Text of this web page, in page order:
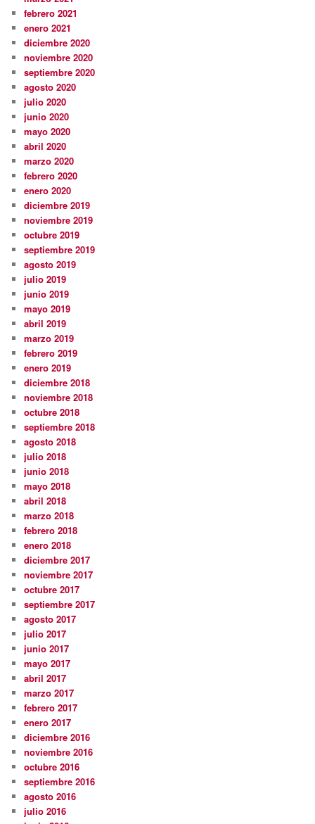
febrero 2021
enero 2021
diciembre 2020
noviembre 2020
septiembre 2020
agosto 2020
julio 2020
junio 2020
mayo 2020
abril 2020
marzo 2020
febrero 2020
enero 2020
diciembre 2019
noviembre 2019
octubre 2019
septiembre 2019
agosto 2019
julio 2019
junio 2019
mayo 2019
abril 2019
marzo 2019
febrero 2019
enero 2019
diciembre 2018
noviembre 2018
octubre 2018
septiembre 2018
agosto 2018
julio 2018
junio 2018
mayo 2018
abril 2018
marzo 2018
febrero 2018
enero 2018
diciembre 2017
noviembre 2017
octubre 2017
septiembre 2017
agosto 2017
julio 2017
junio 2017
mayo 2017
abril 2017
marzo 2017
febrero 2017
enero 2017
diciembre 2016
noviembre 2016
octubre 2016
septiembre 2016
agosto 2016
julio 2016